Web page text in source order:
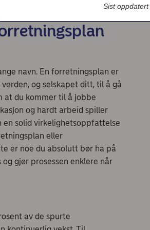
navn. En forretningsplan er
og selskapet ditt, til å gå
at du kommer til å jobbe
og hardt arbeid spiller
solid virkelighetsoppfattelse
eller
er noe du absolutt bør ha på
gjør prosessen enklere når
av de spurte
Sist